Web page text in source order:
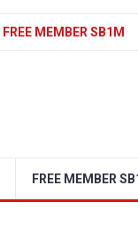
FREE MEMBER SB1M
FREE MEMBER